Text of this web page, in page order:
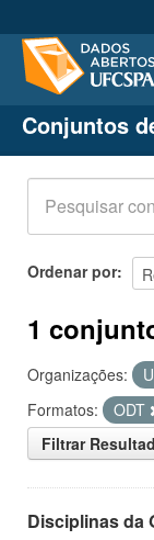
Conjuntos de
Organizações
Grupos
Sobre
Conjuntos
Ordenar por
1
Organizações:
Formatos:
ODT
Filtrar
Disciplinas da